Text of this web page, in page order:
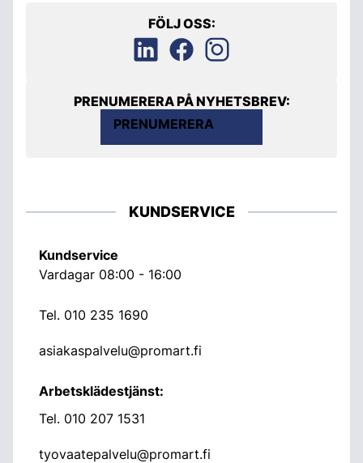
FÖLJ OSS:
PRENUMERERA PÅ NYHETSBREV:
PRENUMERERA
KUNDSERVICE
Kundservice
Vardagar 08:00 - 16:00
Tel. 010 235 1690
asiakaspalvelu@promart.fi
Arbetsklädestjänst:
Tel. 010 207 1531
tyovaatepalvelu@promart.fi